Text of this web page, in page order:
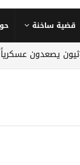
قضية ساخنة
يصعدون